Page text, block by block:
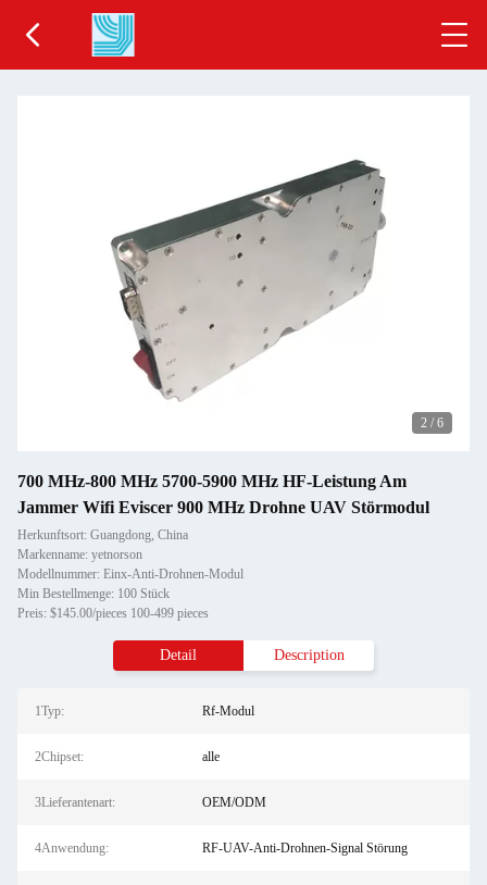
2 / 6
700 MHz-800 MHz 5700-5900 MHz HF-Leistung Am
Jammer Wifi Eviscer 900 MHz Drohne UAV Störmodul
Herkunftsort: Guangdong, China
Markenname: yetnorson
Modellnummer: Einx-Anti-Drohnen-Modul
Min Bestellmenge: 100 Stück
Preis: $145.00/pieces 100-499 pieces
Detail Description
1Typ: Rf-Modul
2Chipset: alle
3Lieferantenart: OEM/ODM
4Anwendung: RF-UAV-Anti-Drohnen-Signal Störung